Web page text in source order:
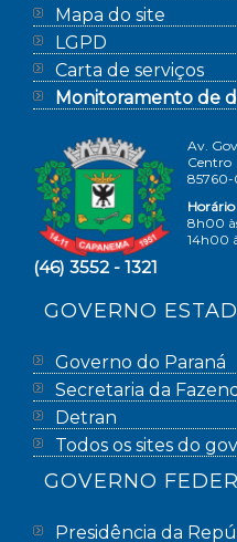
Mapa do site
LGPD
Carta de serviços
Monitoramento de
Av.
Centro
85760-
8h00
14h00
(46) 3552 - 1321
GOVERNO
Governo do Paraná
Secretaria da
Detran
Todos os sites do
GOVERNO
Presidência da